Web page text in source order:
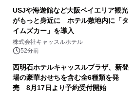
USJや海遊館など大阪ベイエリア観光
がもっと身近に ホテル敷地内に「タ
イムズカー」を導入
株式会社キャッスルホテル
52分前
西明石ホテルキャッスルプラザ、新登
場の豪華おせちを含む全6種類を発
売 8月17日より予約受付開始